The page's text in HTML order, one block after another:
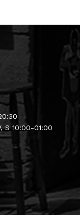
S 10:00-01:00